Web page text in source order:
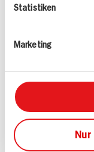
Statistiken
Marketing
Rezepte
Sortiment
Marktfinder